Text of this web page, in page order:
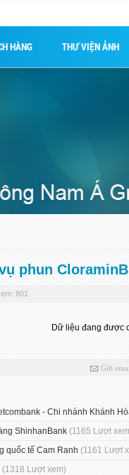
HÀNG THƯ VIỆN ẢNH
phun
801
Dữ liệu đang được
Gửi
- Chi nhánh Khánh
ShinhanBank (1165 Lượt
quốc tế Cam Ranh (1161 Lượt
(1318 Lượt xem)